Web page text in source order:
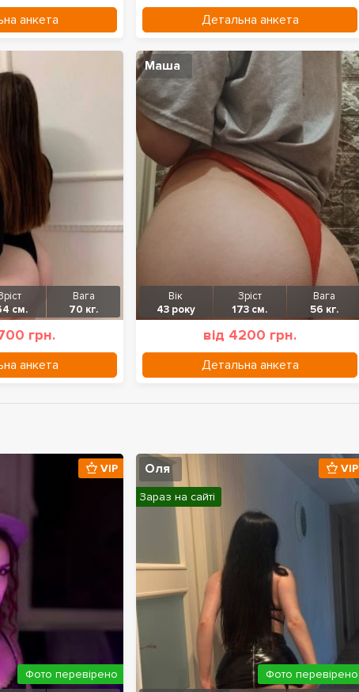
анкета Детальна анкета
см.
Вага
70 кг.
грн.
анкета
Маша
Вік
43 року
Зріст
173 см.
Вага
56 кг.
від 4200 грн.
Детальна анкета
VIP
Фото перевірено
Оля VIP
Зараз на сайті
Фото перевірено